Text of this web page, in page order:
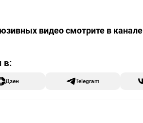
видео смотрите в канале
Дзен Telegram